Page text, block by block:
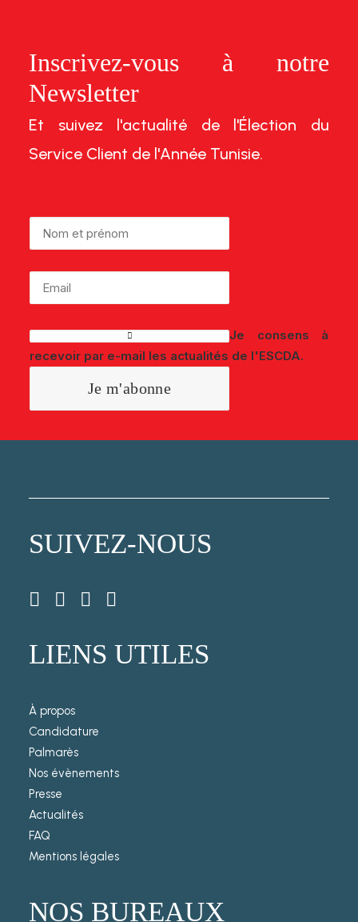
Inscrivez-vous à notre
Newsletter
Et suivez l'actualité de l'Élection du
Service Client de l'Année Tunisie.
Je consens à
recevoir par e-mail les actualités de l'ESCDA.
SUIVEZ-NOUS
LIENS UTILES
À propos
Candidature
Palmarès
Nos évènements
Presse
Actualités
FAQ
Mentions légales
NOS BUREAUX